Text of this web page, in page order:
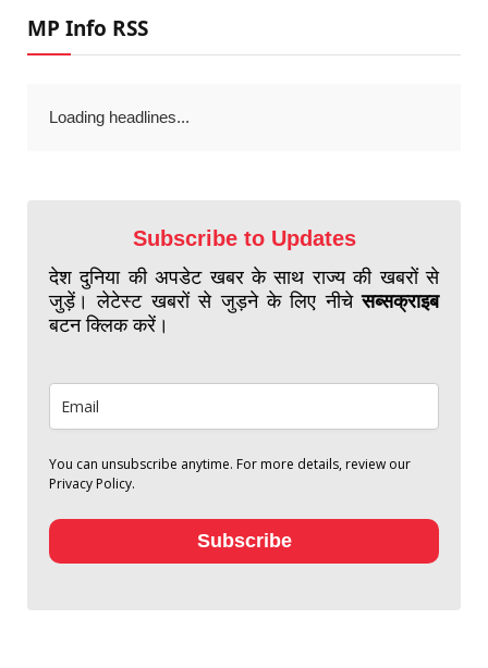
MP Info RSS
Loading headlines...
Subscribe to Updates
देश दुनिया की अपडेट खबर के साथ राज्य की खबरों से
जुड़ें। लेटेस्ट खबरों से जुड़ने के लिए नीचेसब्सक्राइब
बटन क्लिक करें।
You can unsubscribe anytime. For more details, review our
Privacy Policy.
Subscribe